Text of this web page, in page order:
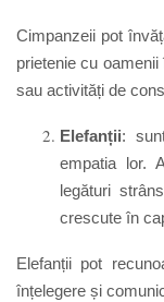
Cimpanzeii pot
prietenie cu
sau activități de
Elefanții:
empatia lor.
legături
crescute în
Elefanții pot
înțelegere și